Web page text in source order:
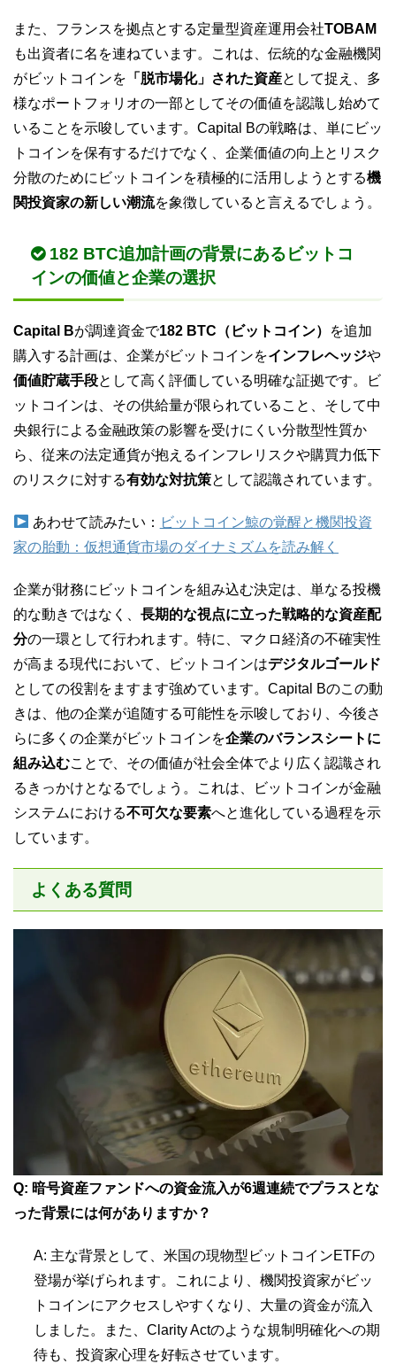
また、フランスを拠点とする定量型資産運用会社TOBAM
も出資者に名を連ねています。これは、伝統的な金融機関
がビットコインを 「脱市場化」された資産として捉え、多
様なポートフォリオの一部としてその価値を認識し始めて
いることを示唆しています。Capital Bの戦略は、単にビッ
トコインを保有するだけでなく、企業価値の向上とリスク
分散のためにビットコインを積極的に活用しようとする機
関投資家の新しい潮流を象徴していると言えるでしょう。
182 BTC追加計画の背景にあるビットコ
インの価値と企業の選択
Capital Bが調達資金で182 BTC（ビットコイン）
を追加
購入する計画は、企業がビットコインをインフレヘッジや
価値貯蔵手段として高く評価している明確な証拠です。ビ
ットコインは、その供給量が限られていること、そして中
央銀行による金融政策の影響を受けにくい分散型性質か
ら、従来の法定通貨が抱えるインフレリスクや購買力低下
のリスクに対する有効な対抗策として認識されています。
あわせて読みたい： ビットコイン鯨の覚醒と機関投資
家の胎動：仮想通貨市場のダイナミズムを読み解く
企業が財務にビットコインを組み込む決定は、単なる投機
的な動きではなく、 長期的な視点に立った戦略的な資産配
分の一環として行われます。特に、マクロ経済の不確実性
が高まる現代において、ビットコインはデジタルゴールド
としての役割をますます強めています。Capital Bのこの動
きは、他の企業が追随する可能性を示唆しており、今後さ
らに多くの企業がビットコインを企業のバランスシートに
組み込むことで、その価値が社会全体でより広く認識され
るきっかけとなるでしょう。これは、ビットコインが金融
システムにおける不可欠な要素へと進化している過程を示
しています。
よくある質問
Q: 暗号資産ファンドへの資金流入が6週連続でプラスとな
った背景には何がありますか？
A: 主な背景として、米国の現物型ビットコインETFの
登場が挙げられます。これにより、機関投資家がビッ
トコインにアクセスしやすくなり、大量の資金が流入
しました。また、Clarity Actのような規制明確化への期
待も、投資家心理を好転させています。